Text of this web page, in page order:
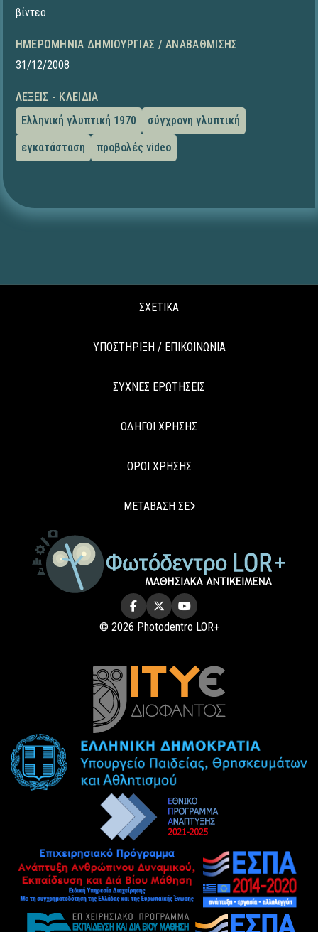
βίντεο
ΗΜΕΡΟΜΗΝΊΑ ΔΗΜΙΟΥΡΓΊΑΣ / ΑΝΑΒΆΘΜΙΣΗΣ
31/12/2008
ΛΈΞΕΙΣ - ΚΛΕΙΔΙΆ
Ελληνική γλυπτική 1970
σύγχρονη γλυπτική
εγκατάσταση
προβολές video
ΣΧΕΤΙΚΑ
ΥΠΟΣΤΗΡΙΞΗ / ΕΠΙΚΟΙΝΩΝΙΑ
ΣΥΧΝΕΣ ΕΡΩΤΗΣΕΙΣ
ΟΔΗΓΟΙ ΧΡΗΣΗΣ
ΟΡΟΙ ΧΡΗΣΗΣ
ΜΕΤΑΒΑΣΗ ΣΕ
© 2026 Photodentro LOR+